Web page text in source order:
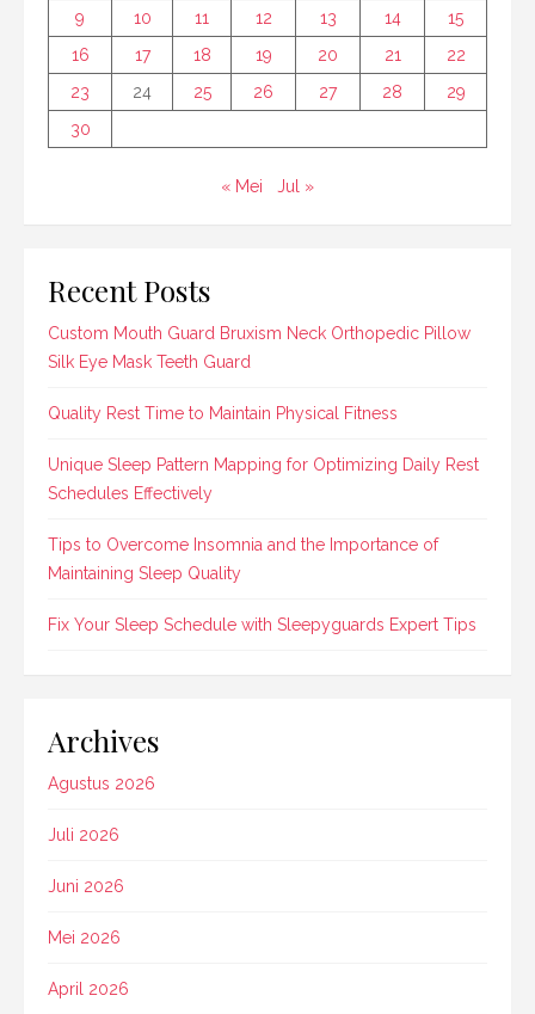
9
10 11 12 13 14
15
16
17 18 19 20 21
22
23
24 25 26 27 28
29
30
« Mei Jul »
Recent Posts
Custom Mouth Guard Bruxism Neck Orthopedic Pillow
Silk Eye Mask Teeth Guard
Quality Rest Time to Maintain Physical Fitness
Unique Sleep Pattern Mapping for Optimizing Daily Rest
Schedules Effectively
Tips to Overcome Insomnia and the Importance of
Maintaining Sleep Quality
Fix Your Sleep Schedule with Sleepyguards Expert Tips
Archives
Agustus 2026
Juli 2026
Juni 2026
Mei 2026
April 2026